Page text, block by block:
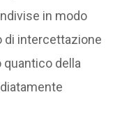
in modo
di intercettazione
della